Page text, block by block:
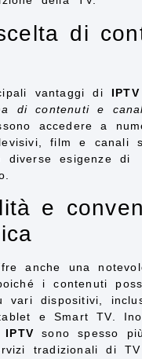
di
vantaggi di
di contenuti e
accedere a
film e canali
diverse esigenze di
e
anche una
i contenuti
vari dispositivi,
e Smart TV.
sono spesso
tradizionali di